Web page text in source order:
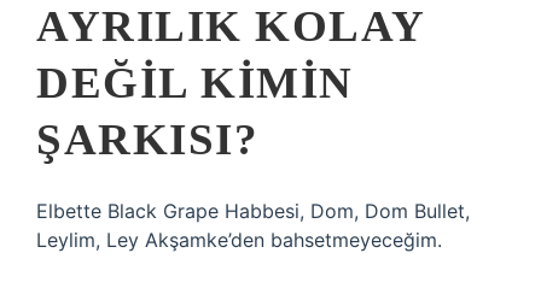
AYRILIK KOLAY
DEĞIL KIMIN
ŞARKISI?
Elbette Black Grape Habbesi, Dom, Dom Bullet,
Leylim, Ley Akşamke’den bahsetmeyeceğim.